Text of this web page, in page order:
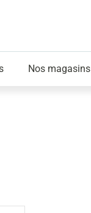
Nos magasins